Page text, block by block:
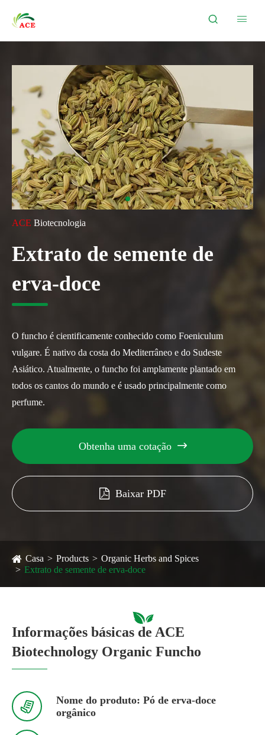
 
ACE Biotecnologia
Extrato de semente de
erva-doce
O funcho é cientificamente conhecido como Foeniculum
vulgare. É nativo da costa do Mediterrâneo e do Sudeste
Asiático. Atualmente, o funcho foi amplamente plantado em
todos os cantos do mundo e é usado principalmente como
perfume.
Obtenha uma cotação 
Baixar PDF
Casa Products
Organic Herbs and Spices
Extrato de semente de erva-doce
Informações básicas de ACE
Biotechnology Organic Funcho

Nome do produto: Pó de erva-doce
orgânico